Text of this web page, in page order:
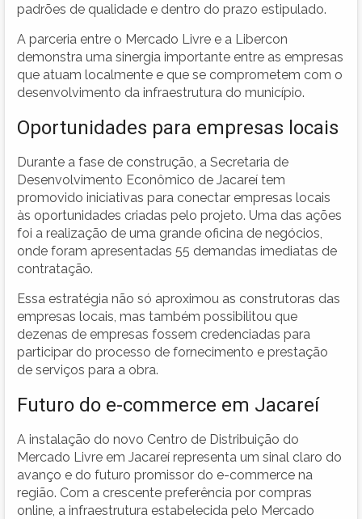
padrões de qualidade e dentro do prazo estipulado.
A parceria entre o Mercado Livre e a Libercon
demonstra uma sinergia importante entre as empresas
que atuam localmente e que se comprometem com o
desenvolvimento da infraestrutura do município.
Oportunidades para empresas locais
Durante a fase de construção, a Secretaria de
Desenvolvimento Econômico de Jacareí tem
promovido iniciativas para conectar empresas locais
às oportunidades criadas pelo projeto. Uma das ações
foi a realização de uma grande oficina de negócios,
onde foram apresentadas 55 demandas imediatas de
contratação.
Essa estratégia não só aproximou as construtoras das
empresas locais, mas também possibilitou que
dezenas de empresas fossem credenciadas para
participar do processo de fornecimento e prestação
de serviços para a obra.
Futuro do e-commerce em Jacareí
A instalação do novo Centro de Distribuição do
Mercado Livre em Jacareí representa um sinal claro do
avanço e do futuro promissor do e-commerce na
região. Com a crescente preferência por compras
online, a infraestrutura estabelecida pelo Mercado